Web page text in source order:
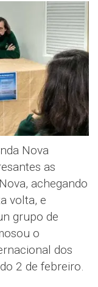
Nova
as
achegando
volta, e
grupo de
o
dos
2 de febreiro.